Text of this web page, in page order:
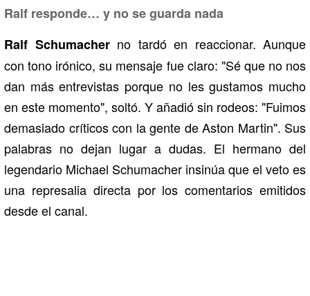
Ralf responde… y no se guarda nada
Ralf Schumacherno tardó en reaccionar. Aunque
con tono irónico, su mensaje fue claro: "Sé que no nos
dan más entrevistas porque no les gustamos mucho
en este momento", soltó. Y añadió sin rodeos: "Fuimos
demasiado críticos con la gente de Aston Martin". Sus
palabras no dejan lugar a dudas. El hermano del
legendario Michael Schumacher insinúa que el veto es
una represalia directa por los comentarios emitidos
desde el canal.